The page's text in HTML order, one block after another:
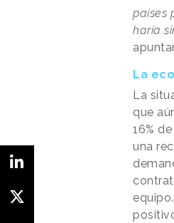
países
haría
La
La
que
16%
una